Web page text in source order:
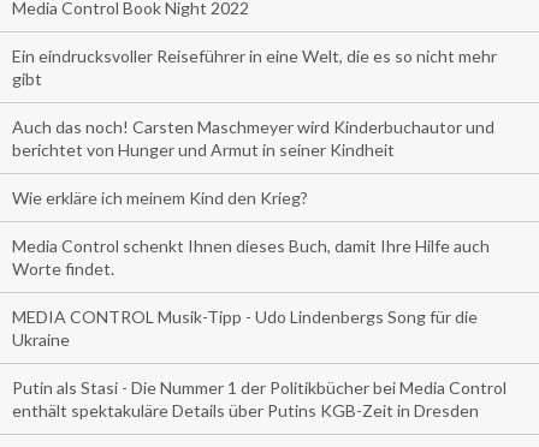
Media Control Book Night 2022
Ein eindrucksvoller Reiseführer in eine Welt, die es so nicht mehr
gibt
Auch das noch! Carsten Maschmeyer wird Kinderbuchautor und
berichtet von Hunger und Armut in seiner Kindheit
Wie erkläre ich meinem Kind den Krieg?
Media Control schenkt Ihnen dieses Buch, damit Ihre Hilfe auch
Worte findet.
MEDIA CONTROL Musik-Tipp - Udo Lindenbergs Song für die
Ukraine
Putin als Stasi - Die Nummer 1 der Politikbücher bei Media Control
enthält spektakuläre Details über Putins KGB-Zeit in Dresden